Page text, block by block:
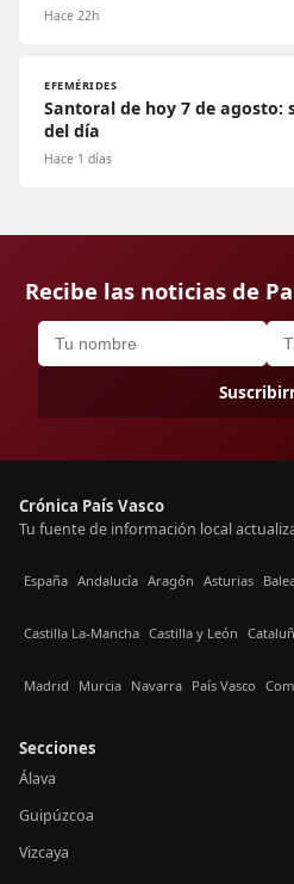
Hace 22h
EFEMÉRIDES
Santoral de hoy 7 de agosto:
del día
Hace 1 días
Recibe las noticias de
Crónica País Vasco
Tu fuente de información local
España Andalucía Aragón Asturias
Castilla La-Mancha Castilla y León
Madrid Murcia Navarra País Vasco
Secciones
Álava
Guipúzcoa
Vizcaya